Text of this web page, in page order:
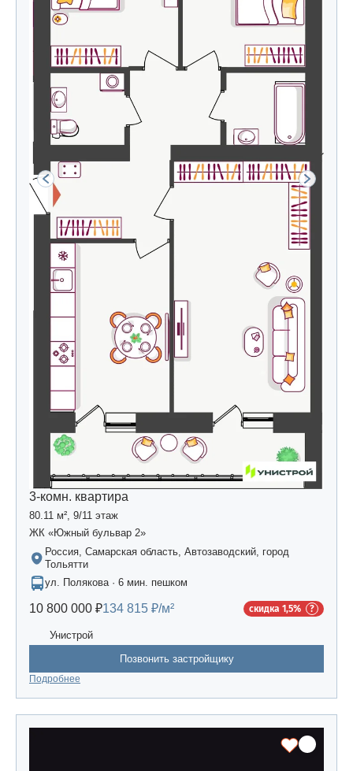
3-комн. квартира
80.11 м², 9/11 этаж
ЖК «Южный бульвар 2»
Россия, Самарская область, Автозаводский, город
Тольятти
ул. Полякова · 6 мин. пешком
10 800 000 ₽134 815 ₽/м² скидка 1,5%
Унистрой
Позвонить застройщику
Подробнее